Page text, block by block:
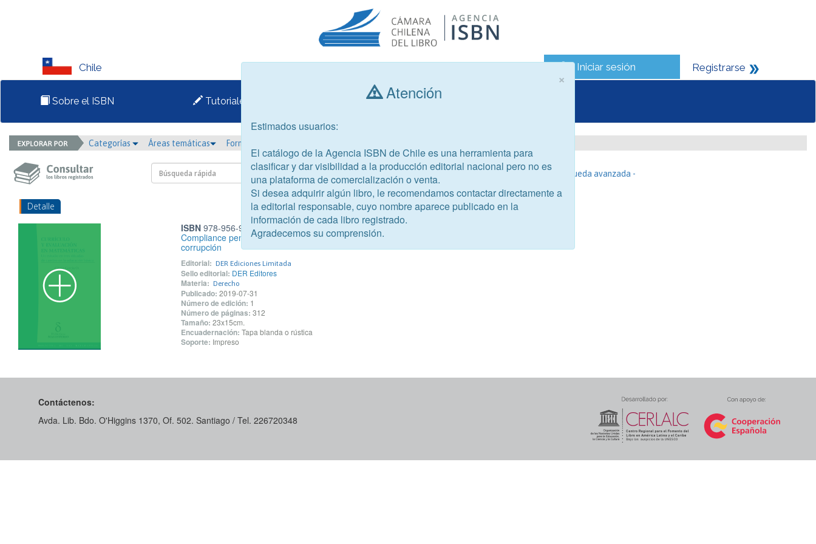
Chile Iniciar sesión Registrarse
Sobre el ISBN Tutoriales Consultar libros
Categorías Áreas temáticas Formato
- Búsqueda avanzada -
Detalle
ISBN978-956-9959-53-0
Compliance penal: Sistemas de prevención de la
corrupción
Editorial: DER Ediciones Limitada
Sello editorial: DER Editores
Materia: Derecho
Publicado: 2019-07-31
Número de edición: 1
Número de páginas: 312
Tamaño: 23x15cm.
Encuadernación: Tapa blanda o rústica
Soporte: Impreso
Contáctenos:
Avda. Lib. Bdo. O'Higgins 1370, Of. 502. Santiago / Tel. 226720348
×
Atención
Estimados usuarios:
El catálogo de la Agencia ISBN de Chile es una herramienta para
clasificar y dar visibilidad a la producción editorial nacional pero no es
una plataforma de comercialización o venta.
Si desea adquirir algún libro, le recomendamos contactar directamente a
la editorial responsable, cuyo nombre aparece publicado en la
información de cada libro registrado.
Agradecemos su comprensión.